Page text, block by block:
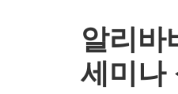
알리바
세미나